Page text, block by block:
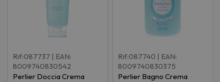
Rif:087737 | EAN:
8009740830542
Perlier Doccia Crema
Rif:087740 | EAN:
8009740830375
Perlier Bagno Crema